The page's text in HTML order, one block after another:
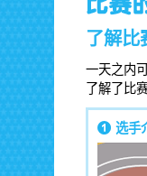
了解比
一天之内
了解了比
选手